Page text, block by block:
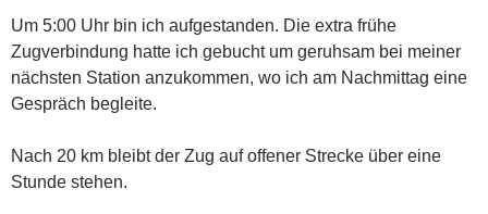
Um 5:00 Uhr bin ich aufgestanden. Die extra frühe
Zugverbindung hatte ich gebucht um geruhsam bei meiner
nächsten Station anzukommen, wo ich am Nachmittag eine
Gespräch begleite.
Nach 20 km bleibt der Zug auf offener Strecke über eine
Stunde stehen.